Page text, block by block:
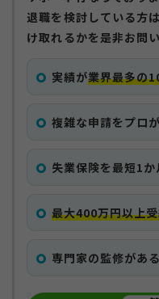
退職を検討している方
け取れるかを是非お問
実績が業界最多の
複雑な申請をプロ
失業保険を最短1か
最大400万円以上
専門家の監修があ